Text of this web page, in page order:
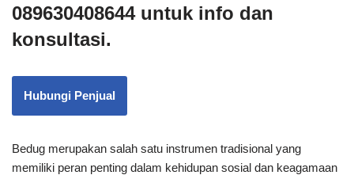
089630408644 untuk info dan
konsultasi.
Hubungi Penjual
Bedug merupakan salah satu instrumen tradisional yang
memiliki peran penting dalam kehidupan sosial dan keagamaan